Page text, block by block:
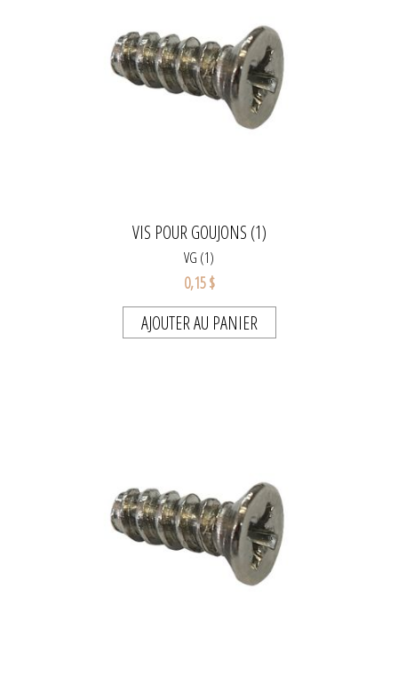
VIS POUR GOUJONS (1)
VG (1)
0,15 $
AJOUTER AU PANIER